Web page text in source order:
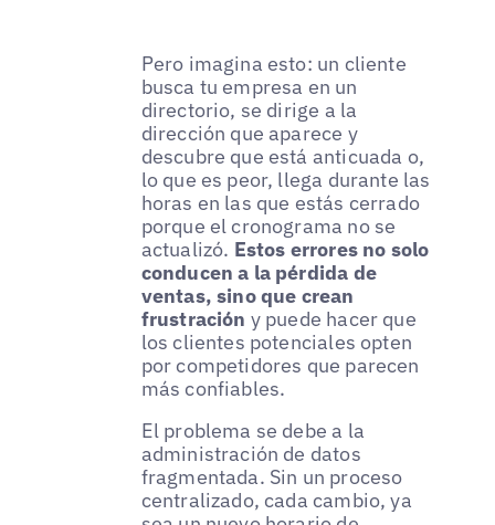
Pero imagina esto: un cliente
busca tu empresa en un
directorio, se dirige a la
dirección que aparece y
descubre que está anticuada o,
lo que es peor, llega durante las
horas en las que estás cerrado
porque el cronograma no se
actualizó. Estos errores no solo
conducen a la pérdida de
ventas, sino que crean
frustración y puede hacer que
los clientes potenciales opten
por competidores que parecen
más confiables.
El problema se debe a la
administración de datos
fragmentada. Sin un proceso
centralizado, cada cambio, ya